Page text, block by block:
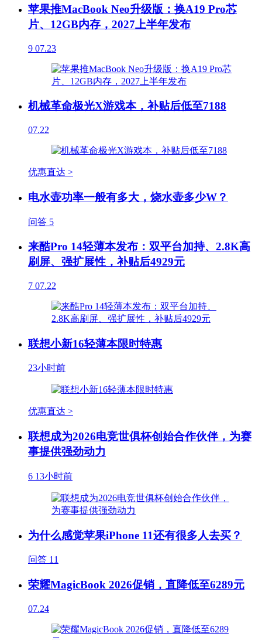
苹果推MacBook Neo升级版：换A19 Pro芯
片、12GB内存，2027上半年发布
9 07.23
机械革命极光X游戏本，补贴后低至7188
07.22
优惠直达 >
电水壶功率一般有多大，烧水壶多少W？
问答 5
来酷Pro 14轻薄本发布：双平台加持、2.8K高
刷屏、强扩展性，补贴后4929元
7 07.22
联想小新16轻薄本限时特惠
23小时前
优惠直达 >
联想成为2026电竞世俱杯创始合作伙伴，为赛
事提供强劲动力
6 13小时前
为什么感觉苹果iPhone 11还有很多人去买？
问答 11
荣耀MagicBook 2026促销，直降低至6289元
07.24